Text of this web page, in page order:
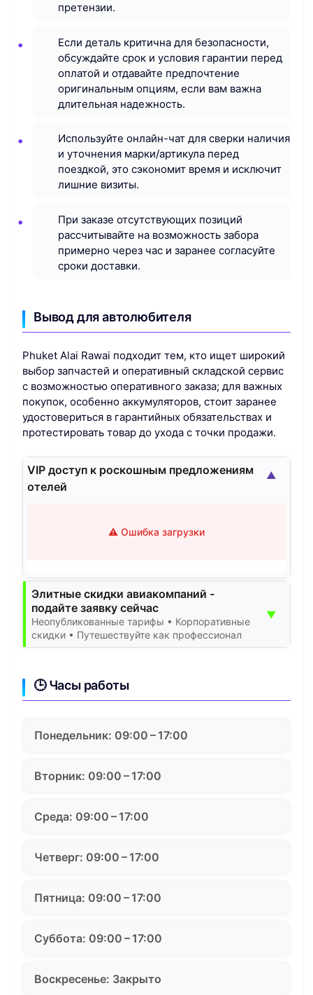
претензии.
Если деталь критична для безопасности,
обсуждайте срок и условия гарантии перед
оплатой и отдавайте предпочтение
оригинальным опциям, если вам важна
длительная надежность.
Используйте онлайн-чат для сверки наличия
и уточнения марки/артикула перед
поездкой, это сэкономит время и исключит
лишние визиты.
При заказе отсутствующих позиций
рассчитывайте на возможность забора
примерно через час и заранее согласуйте
сроки доставки.
Вывод для автолюбителя
Phuket Alai Rawai подходит тем, кто ищет широкий
выбор запчастей и оперативный складской сервис
с возможностью оперативного заказа; для важных
покупок, особенно аккумуляторов, стоит заранее
удостовериться в гарантийных обязательствах и
протестировать товар до ухода с точки продажи.
VIP доступ к роскошным предложениям
отелей
⚠️ Ошибка загрузки
▲
Элитные скидки авиакомпаний -
подайте заявку сейчас
Неопубликованные тарифы • Корпоративные
скидки • Путешествуйте как профессионал
▼
🕒 Часы работы
Понедельник: 09:00 – 17:00
Вторник: 09:00 – 17:00
Среда: 09:00 – 17:00
Четверг: 09:00 – 17:00
Пятница: 09:00 – 17:00
Суббота: 09:00 – 17:00
Воскресенье: Закрыто